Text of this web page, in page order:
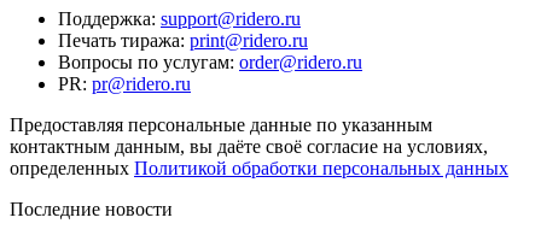
Поддержка: support@ridero.ru
Печать тиража: print@ridero.ru
Вопросы по услугам: order@ridero.ru
PR: pr@ridero.ru
Предоставляя персональные данные по указанным
контактным данным, вы даёте своё согласие на условиях,
определенных Политикой обработки персональных данных
Последние новости